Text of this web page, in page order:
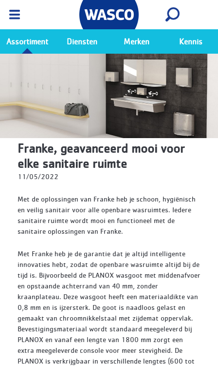
Ga naar de Wasco app
Bekijk
Assortiment Diensten Merken Kennis
Franke, geavanceerd mooi voor
elke sanitaire ruimte
11/05/2022
Met de oplossingen van Franke heb je schoon, hygiënisch
en veilig sanitair voor alle openbare wasruimtes. Iedere
sanitaire ruimte wordt mooi en functioneel met de
sanitaire oplossingen van Franke.
Met Franke heb je de garantie dat je altijd intelligente
innovaties hebt, zodat de openbare wasruimte altijd bij de
tijd is. Bijvoorbeeld de PLANOX wasgoot met middenafvoer
en opstaande achterrand van 40 mm, zonder
kraanplateau. Deze wasgoot heeft een materiaaldikte van
0,8 mm en is ijzersterk. De goot is naadloos gelast en
gemaakt van chroomnikkelstaal met zijdemat oppervlak.
Bevestigingsmateriaal wordt standaard meegeleverd bij
PLANOX en vanaf een lengte van 1800 mm zorgt een
extra meegeleverde console voor meer stevigheid. De
PLANOX is verkrijgbaar in verschillende lengtes (600 tot